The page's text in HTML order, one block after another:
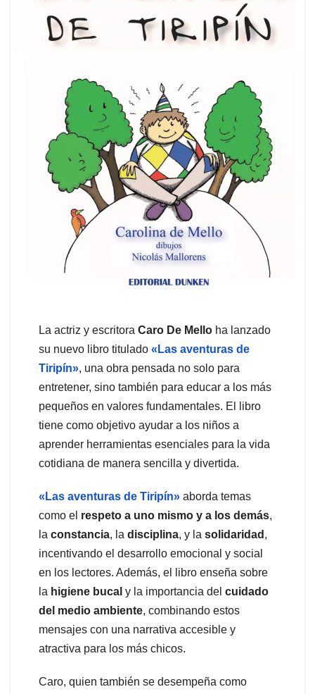
La actriz y escritora Caro De Mello ha lanzado
su nuevo libro titulado «Las aventuras de
Tiripín», una obra pensada no solo para
entretener, sino también para educar a los más
pequeños en valores fundamentales. El libro
tiene como objetivo ayudar a los niños a
aprender herramientas esenciales para la vida
cotidiana de manera sencilla y divertida.
«Las aventuras de Tiripín» aborda temas
como el respeto a uno mismo y a los demás,
la constancia, la disciplina, y la solidaridad ,
incentivando el desarrollo emocional y social
en los lectores. Además, el libro enseña sobre
la higiene bucal y la importancia del cuidado
del medio ambiente, combinando estos
mensajes con una narrativa accesible y
atractiva para los más chicos.
Caro, quien también se desempeña como